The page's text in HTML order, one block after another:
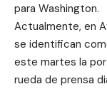
para Washington.
Actualmente, en
se identifican
este martes la
rueda de prensa